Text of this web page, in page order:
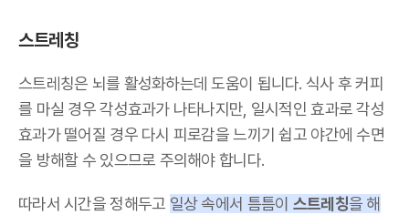
스트레칭
스트레칭은 뇌를 활성화하는데 도움이 됩니다. 식사 후 커피
를 마실 경우 각성효과가 나타나지만, 일시적인 효과로 각성
효과가 떨어질 경우 다시 피로감을 느끼기 쉽고 야간에 수면
을 방해할 수 있으므로 주의해야 합니다.
따라서 시간을 정해두고 일상 속에서 틈틈이 스트레칭을 해